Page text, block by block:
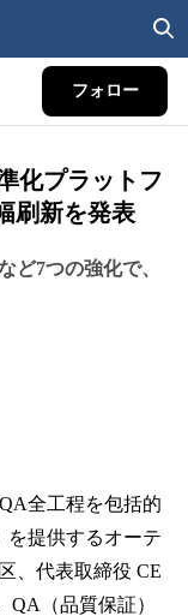
フォロー
化プラットフ
刷新を発表
ど7つの強化で、
全工程を包括的
を提供するオーテ
、代表取締役 CE
（品質保証）